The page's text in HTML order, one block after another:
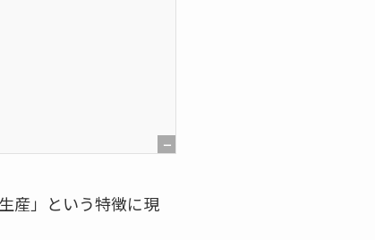
[
表
産」という特徴に現